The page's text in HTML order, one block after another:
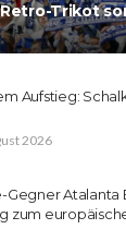
Trikot
Aufstieg:
2026
Gegner Atalanta
zum